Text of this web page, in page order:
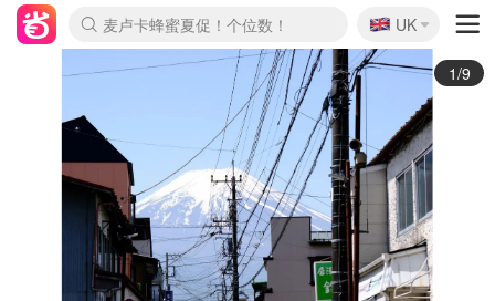
麦卢卡蜂蜜夏促！个位数！
Prada/Miu 4.8折！
啥？必胜客披萨5折！
🇬🇧
UK
2/9